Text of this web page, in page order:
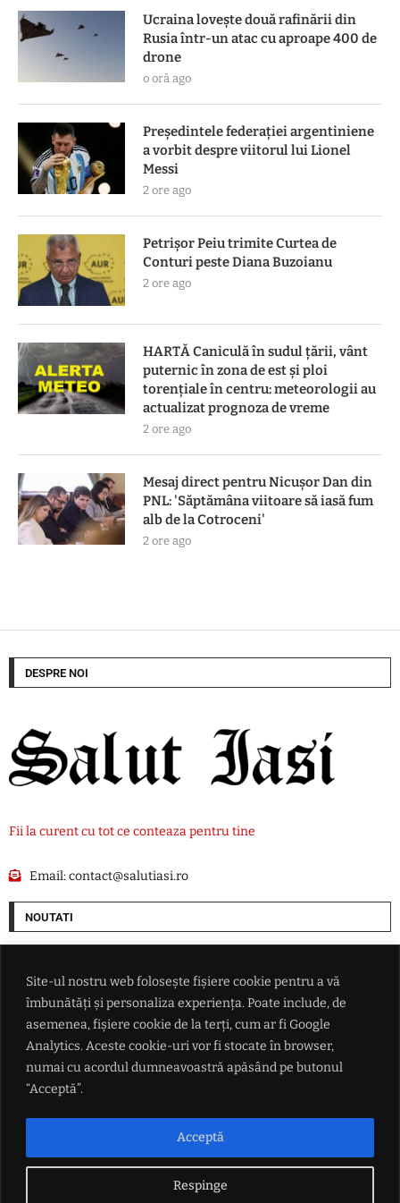
Site-ul nostru web folosește fișiere cookie pentru a vă
îmbunătăți și personaliza experiența. Poate include, de
asemenea, fișiere cookie de la terți, cum ar fi Google
Analytics. Aceste cookie-uri vor fi stocate în browser,
numai cu acordul dumneavoastră apăsând pe butonul
“Acceptă”.
Respinge
Acceptă
Ucraina lovește două rafinării din
Rusia într-un atac cu aproape 400 de
drone
o oră ago
Președintele federației argentiniene
a vorbit despre viitorul lui Lionel
Messi
2 ore ago
Petrișor Peiu trimite Curtea de
Conturi peste Diana Buzoianu
2 ore ago
HARTĂ Caniculă în sudul țării, vânt
puternic în zona de est și ploi
torențiale în centru: meteorologii au
actualizat prognoza de vreme
2 ore ago
Mesaj direct pentru Nicușor Dan din
PNL: 'Săptămâna viitoare să iasă fum
alb de la Cotroceni'
2 ore ago
DESPRE NOI
Fii la curent cu tot ce conteaza pentru tine
Email:contact@salutiasi.ro
NOUTATI
drone
Președintele federației argentiniene a vorbit despre viitorul lui Lionel
Petrișor Peiu trimite Curtea de Conturi peste Diana Buzoianu
HARTĂ Caniculă în sudul țării, vânt puternic în zona de est și ploi